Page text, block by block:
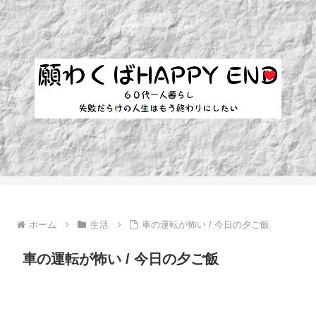
ホーム 生活 車の運転が怖い / 今日の夕ご飯
車の運転が怖い / 今日の夕ご飯